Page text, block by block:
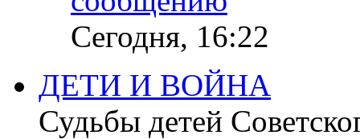
Сегодня, 16:22
ДЕТИ И ВОЙНА
Судьбы детей